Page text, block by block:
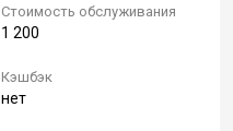
Стоимость обслуживания
1 200
Кэшбэк
нет